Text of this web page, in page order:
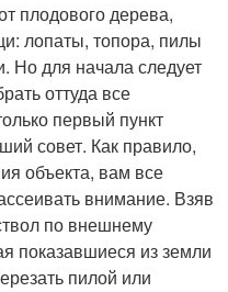
плодового дерева,
лопаты, топора, пилы
Но для начала следует
оттуда все
первый пункт
совет. Как правило,
объекта, вам все
внимание. Взяв
по внешнему
показавшиеся из земли
пилой или